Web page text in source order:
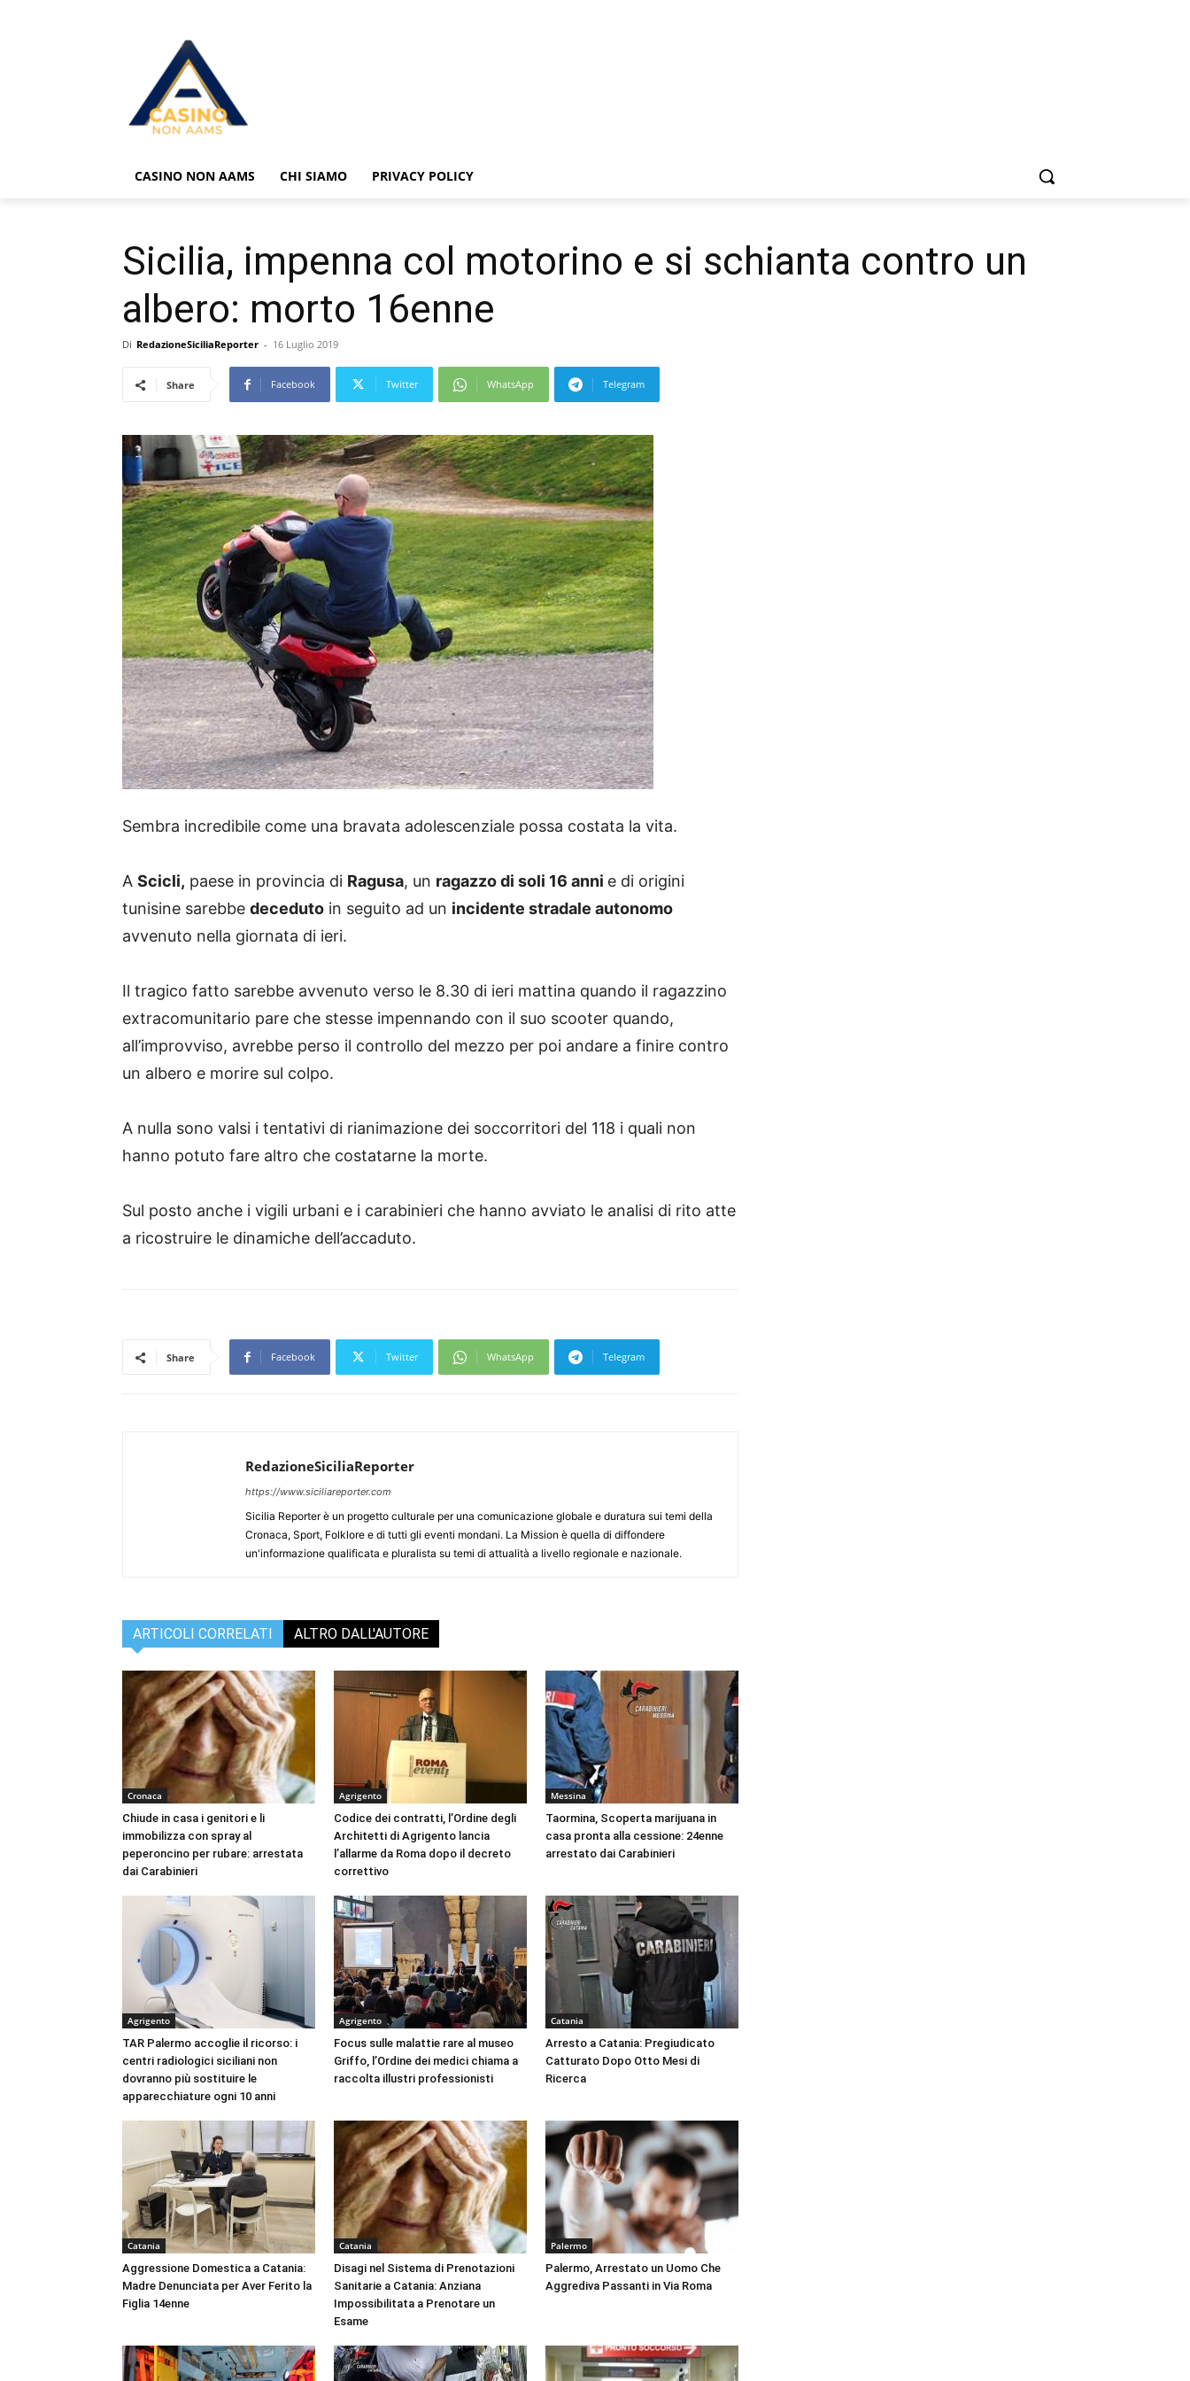
CASINO NON AAMS CHI SIAMO PRIVACY POLICY
Sicilia, impenna col motorino e si schianta contro un
albero: morto 16enne
Di RedazioneSiciliaReporter - 16 Luglio 2019
Share Facebook Twitter WhatsApp Telegram
Sembra incredibile come una bravata adolescenziale possa costata la vita.
A Scicli, paese in provincia di Ragusa, un ragazzo di soli 16 anni e di origini
tunisine sarebbe deceduto in seguito ad un incidente stradale autonomo
avvenuto nella giornata di ieri.
Il tragico fatto sarebbe avvenuto verso le 8.30 di ieri mattina quando il ragazzino
extracomunitario pare che stesse impennando con il suo scooter quando,
all’improvviso, avrebbe perso il controllo del mezzo per poi andare a finire contro
un albero e morire sul colpo.
A nulla sono valsi i tentativi di rianimazione dei soccorritori del 118 i quali non
hanno potuto fare altro che costatarne la morte.
Sul posto anche i vigili urbani e i carabinieri che hanno avviato le analisi di rito atte
a ricostruire le dinamiche dell’accaduto.
Share Facebook Twitter WhatsApp Telegram
RedazioneSiciliaReporter
https://www.siciliareporter.com
Sicilia Reporter è un progetto culturale per una comunicazione globale e duratura sui temi della
Cronaca, Sport, Folklore e di tutti gli eventi mondani. La Mission è quella di diffondere
un'informazione qualificata e pluralista su temi di attualità a livello regionale e nazionale.
ARTICOLI CORRELATI ALTRO DALL'AUTORE
Cronaca
Chiude in casa i genitori e li
immobilizza con spray al
peperoncino per rubare: arrestata
dai Carabinieri
Agrigento
Codice dei contratti, l’Ordine degli
Architetti di Agrigento lancia
l’allarme da Roma dopo il decreto
correttivo
Messina
Taormina, Scoperta marijuana in
casa pronta alla cessione: 24enne
arrestato dai Carabinieri
Agrigento
TAR Palermo accoglie il ricorso: i
centri radiologici siciliani non
dovranno più sostituire le
apparecchiature ogni 10 anni
Agrigento
Focus sulle malattie rare al museo
Griffo, l’Ordine dei medici chiama a
raccolta illustri professionisti
Catania
Arresto a Catania: Pregiudicato
Catturato Dopo Otto Mesi di
Ricerca
Catania
Aggressione Domestica a Catania:
Madre Denunciata per Aver Ferito la
Figlia 14enne
Catania
Disagi nel Sistema di Prenotazioni
Sanitarie a Catania: Anziana
Impossibilitata a Prenotare un
Esame
Palermo
Palermo, Arrestato un Uomo Che
Aggrediva Passanti in Via Roma